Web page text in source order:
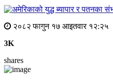
२०८२ फागुन १७ आइतवार १२:२५
3K
shares